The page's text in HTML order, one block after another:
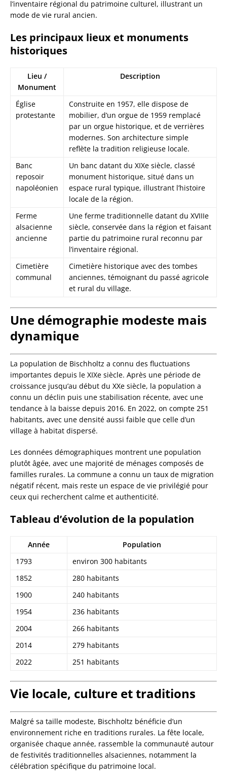
l’inventaire régional du patrimoine culturel, illustrant un
mode de vie rural ancien.
Les principaux lieux et monuments
historiques
Lieu /
Monument
Description
Église
protestante
Construite en 1957, elle dispose de
mobilier, d’un orgue de 1959 remplacé
par un orgue historique, et de verrières
modernes. Son architecture simple
reflète la tradition religieuse locale.
Banc
reposoir
napoléonien
Un banc datant du XIXe siècle, classé
monument historique, situé dans un
espace rural typique, illustrant l’histoire
locale de la région.
Ferme
alsacienne
ancienne
Une ferme traditionnelle datant du XVIIIe
siècle, conservée dans la région et faisant
partie du patrimoine rural reconnu par
l’inventaire régional.
Cimetière
communal
Cimetière historique avec des tombes
anciennes, témoignant du passé agricole
et rural du village.
Une démographie modeste mais
dynamique
La population de Bischholtz a connu des fluctuations
importantes depuis le XIXe siècle. Après une période de
croissance jusqu’au début du XXe siècle, la population a
connu un déclin puis une stabilisation récente, avec une
tendance à la baisse depuis 2016. En 2022, on compte 251
habitants, avec une densité aussi faible que celle d’un
village à habitat dispersé.
Les données démographiques montrent une population
plutôt âgée, avec une majorité de ménages composés de
familles rurales. La commune a connu un taux de migration
négatif récent, mais reste un espace de vie privilégié pour
ceux qui recherchent calme et authenticité.
Tableau d’évolution de la population
Année
Population
1793
environ 300 habitants
1852
280 habitants
1900
240 habitants
1954
236 habitants
2004
266 habitants
2014
279 habitants
2022
251 habitants
Vie locale, culture et traditions
Malgré sa taille modeste, Bischholtz bénéficie d’un
environnement riche en traditions rurales. La fête locale,
organisée chaque année, rassemble la communauté autour
de festivités traditionnelles alsaciennes, notamment la
célébration spécifique du patrimoine local.